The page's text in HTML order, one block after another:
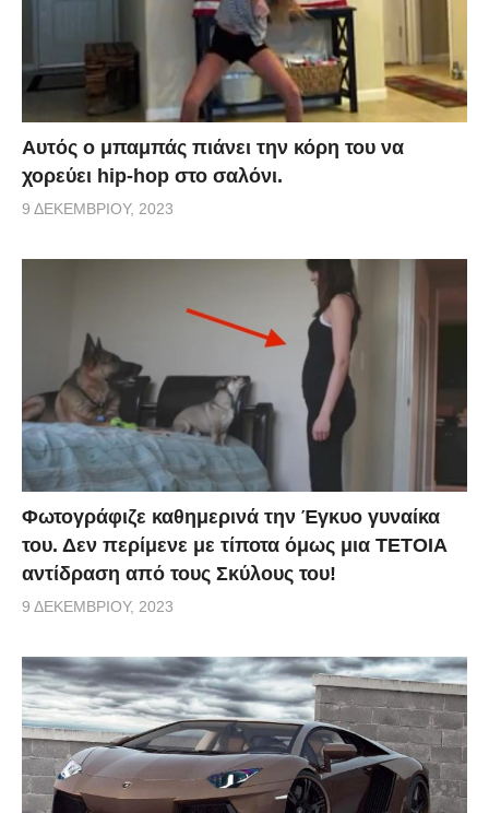
Αυτός ο μπαμπάς πιάνει την κόρη του να
χορεύει hip-hop στο σαλόνι.
9 ΔΕΚΕΜΒΡΊΟΥ, 2023
Φωτογράφιζε καθημερινά την Έγκυο γυναίκα
του. Δεν περίμενε με τίποτα όμως μια ΤΕΤΟΙΑ
αντίδραση από τους Σκύλους του!
9 ΔΕΚΕΜΒΡΊΟΥ, 2023